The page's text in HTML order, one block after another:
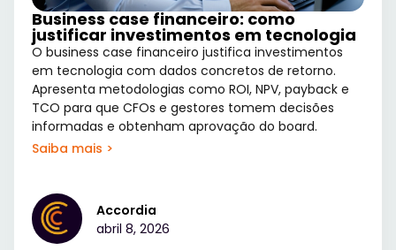
Business case financeiro: como
justificar investimentos em tecnologia
O business case financeiro justifica investimentos
em tecnologia com dados concretos de retorno.
Apresenta metodologias como ROI, NPV, payback e
TCO para que CFOs e gestores tomem decisões
informadas e obtenham aprovação do board.
Saiba mais >
Accordia
abril 8, 2026